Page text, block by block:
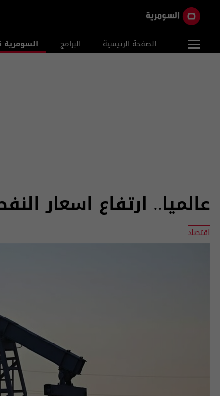
الصفحة الرئيسية البرامج السومرية
عالميا.. ارتفاع اسعار
اقتصاد